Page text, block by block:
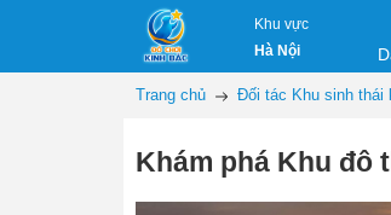
Khu vực
Hà Nội
Trang chủ Đối tác Khu sinh thái
Khám phá Khu đô